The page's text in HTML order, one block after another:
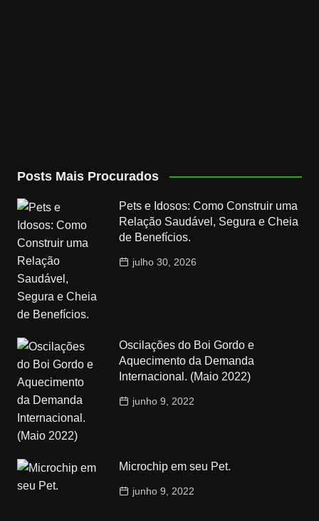
Posts Mais Procurados
Pets e Idosos: Como Construir uma
Relação Saudável, Segura e Cheia
de Benefícios.
julho 30, 2026
Oscilações do Boi Gordo e
Aquecimento da Demanda
Internacional. (Maio 2022)
junho 9, 2022
Microchip em seu Pet.
junho 9, 2022